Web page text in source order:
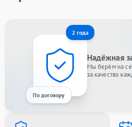
2 года
По договору
Надёжная
Мы берём на
за качество